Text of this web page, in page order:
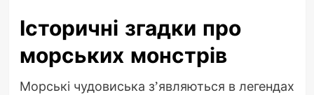
Історичні згадки про
морських монстрів
Морські чудовиська з’являються в легендах